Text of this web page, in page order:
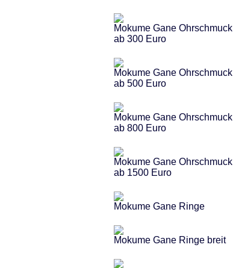
Mokume Gane Ohrschmuck
ab 300 Euro
Mokume Gane Ohrschmuck
ab 500 Euro
Mokume Gane Ohrschmuck
ab 800 Euro
Mokume Gane Ohrschmuck
ab 1500 Euro
Mokume Gane Ringe
Mokume Gane Ringe breit